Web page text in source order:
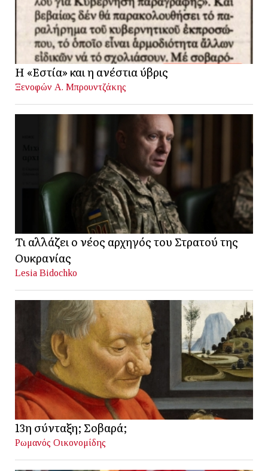
Η «Εστία» και η ανέστια ύβρις
Ξενοφών Α. Μπρουντζάκης
Τι αλλάζει ο νέος αρχηγός του Στρατού της
Ουκρανίας
Lesia Bidochko
13η σύνταξη; Σοβαρά;
Ρωμανός Οικονομίδης